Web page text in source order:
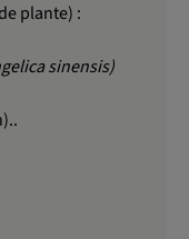
plante) :
sinensis)